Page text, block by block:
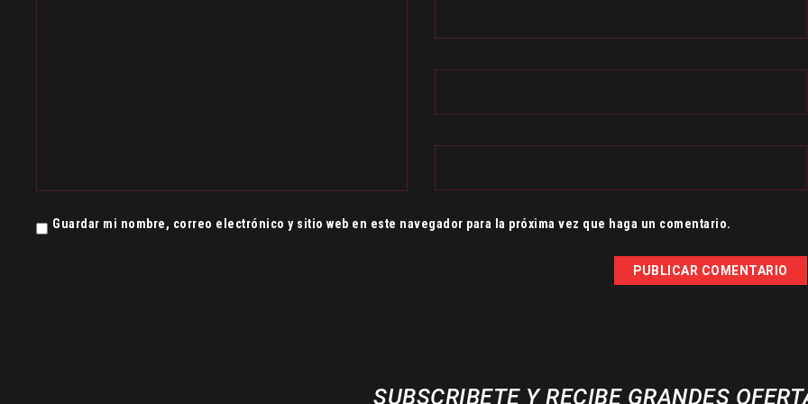
Guardar mi nombre, correo electrónico y sitio web en este navegador para la próxima vez que haga un comentario.
SUBSCRIBETE Y RECIBE GRANDES